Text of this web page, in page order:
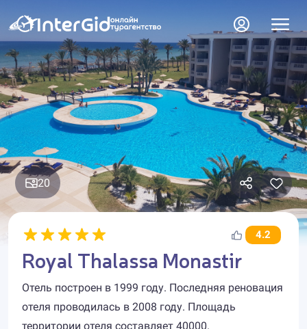
20
4.2
Royal Thalassa Monastir
Отель построен в 1999 году. Последняя реновация
отеля проводилась в 2008 году. Площадь
территории отеля составляет 40000.